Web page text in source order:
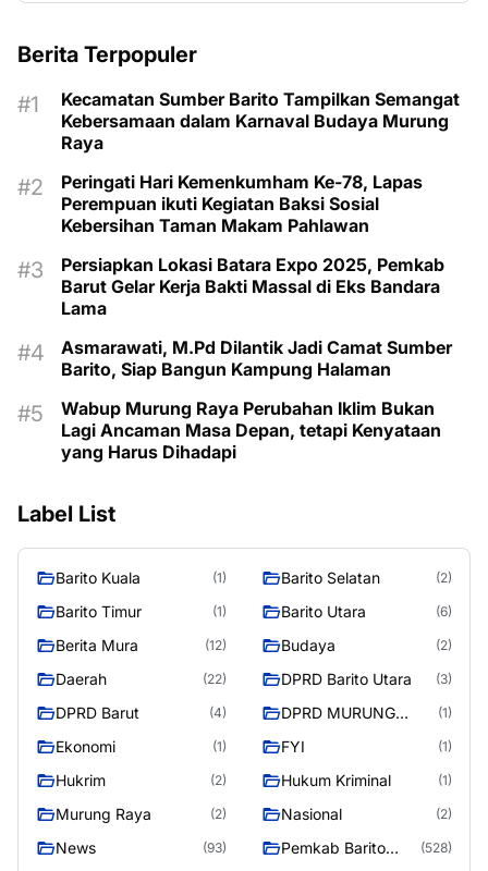
Berita Terpopuler
Kecamatan Sumber Barito Tampilkan Semangat
Kebersamaan dalam Karnaval Budaya Murung
Raya
Peringati Hari Kemenkumham Ke-78, Lapas
Perempuan ikuti Kegiatan Baksi Sosial
Kebersihan Taman Makam Pahlawan
Persiapkan Lokasi Batara Expo 2025, Pemkab
Barut Gelar Kerja Bakti Massal di Eks Bandara
Lama
Asmarawati, M.Pd Dilantik Jadi Camat Sumber
Barito, Siap Bangun Kampung Halaman
Wabup Murung Raya Perubahan Iklim Bukan
Lagi Ancaman Masa Depan, tetapi Kenyataan
yang Harus Dihadapi
Label List
Barito Kuala (1) Barito Selatan (2)
Barito Timur (1) Barito Utara (6)
Berita Mura (12) Budaya (2)
Daerah (22) DPRD Barito Utara (3)
DPRD Barut (4)
DPRD MURUNG
(1)
Ekonomi (1) FYI (1)
Hukrim (2) Hukum Kriminal (1)
Murung Raya (2) Nasional (2)
News (93)
Pemkab Barito
(528)